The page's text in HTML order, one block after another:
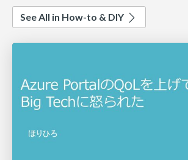
See All in How-to & DIY